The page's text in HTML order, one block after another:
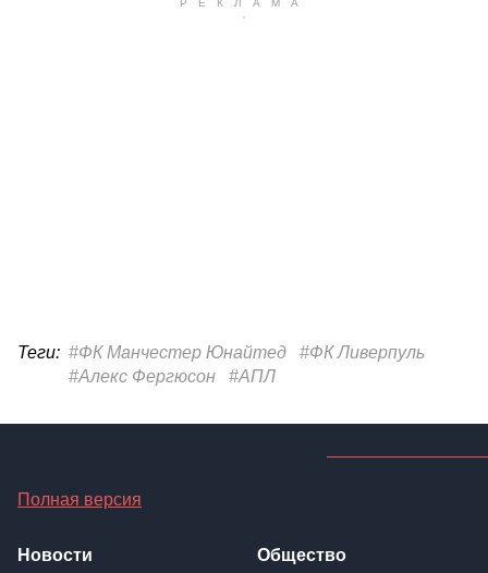
Теги: #ФК Манчестер Юнайтед
#ФК Ливерпуль
#Алекс Фергюсон
#АПЛ
Полная версия
Новости Общество